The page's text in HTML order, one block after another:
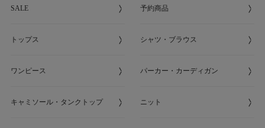
SALE 予約商品
トップス シャツ・ブラウス
ワンピース パーカー・カーディガン
キャミソール・タンクトップ ニット